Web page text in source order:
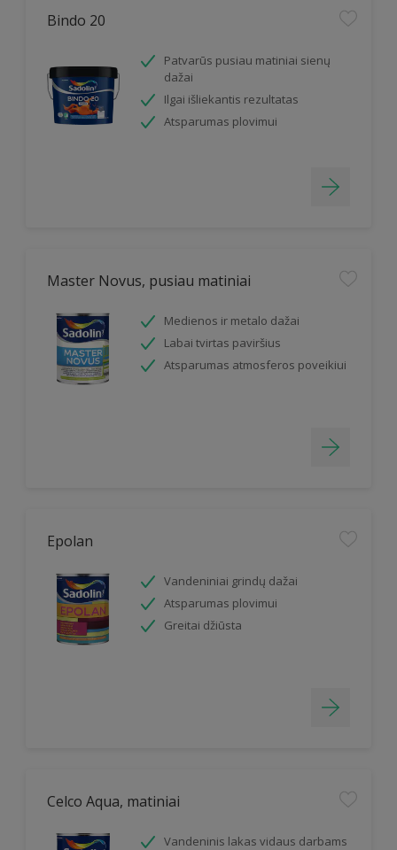
Bindo 20
Patvarūs pusiau matiniai sienų
dažai
Ilgai išliekantis rezultatas
Atsparumas plovimui
Master Novus, pusiau matiniai
Medienos ir metalo dažai
Labai tvirtas paviršius
Atsparumas atmosferos poveikiui
Epolan
Vandeniniai grindų dažai
Atsparumas plovimui
Greitai džiūsta
Celco Aqua, matiniai
Vandeninis lakas vidaus darbams